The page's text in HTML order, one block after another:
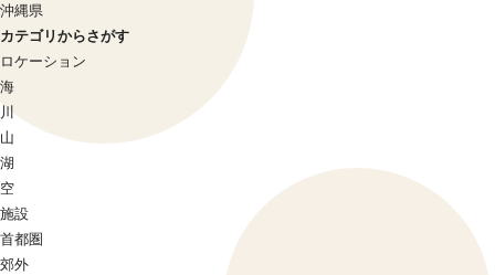
沖縄県
カテゴリからさがす
ロケーション
海
川
山
湖
空
施設
首都圏
郊外